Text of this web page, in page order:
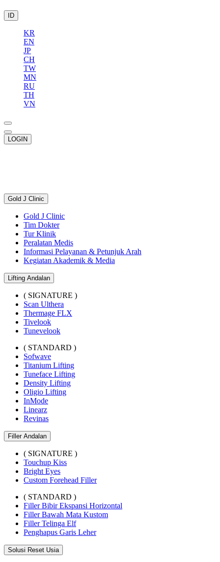
ID
KR
EN
JP
CH
TW
MN
RU
TH
VN
LOGIN
Gold J Clinic
Gold J Clinic
Tim Dokter
Tur Klinik
Peralatan Medis
Informasi Pelayanan & Petunjuk Arah
Kegiatan Akademik & Media
Lifting Andalan
( SIGNATURE )
Scan Ulthera
Thermage FLX
Tivelook
Tunevelook
( STANDARD )
Sofwave
Titanium Lifting
Tuneface Lifting
Density Lifting
Oligio Lifting
InMode
Linearz
Revinas
Filler Andalan
( SIGNATURE )
Touchup Kiss
Bright Eyes
Custom Forehead Filler
( STANDARD )
Filler Bibir Ekspansi Horizontal
Filler Bawah Mata Kustom
Filler Telinga Elf
Penghapus Garis Leher
Solusi Reset Usia